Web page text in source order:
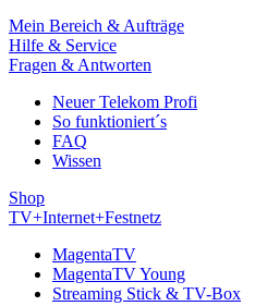
Mein Bereich & Aufträge
Hilfe & Service
Fragen & Antworten
Neuer Telekom Profi
So funktioniert´s
FAQ
Wissen
Shop
TV+Internet+Festnetz
MagentaTV
MagentaTV Young
Streaming Stick & TV-Box